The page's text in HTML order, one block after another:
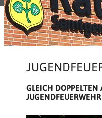
GLEICH DOPPELTEN